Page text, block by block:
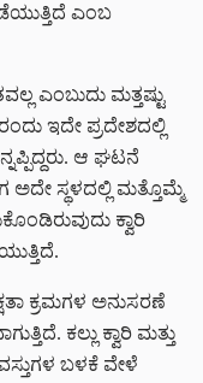
ಎಂಬ
ಎಂಬುದು ಮತ್ತಷ್ಟು
ಇದೇ ಪ್ರದೇಶದಲ್ಲಿ
ಆ ಘಟನೆ
ಅದೇ ಸ್ಥಳದಲ್ಲಿ ಮತ್ತೊಮ್ಮೆ
ಕ್ವಾರಿ
ಕ್ರಮಗಳ ಅನುಸರಣೆ
ಕಲ್ಲು ಕ್ವಾರಿ ಮತ್ತು
ಬಳಕೆ ವೇಳೆ